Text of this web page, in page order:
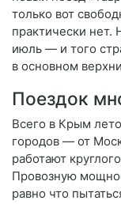
только вот
практически нет.
июль — и того
в основном
Поездок
Всего в Крым
городов — от
работают
Провозную
равно что